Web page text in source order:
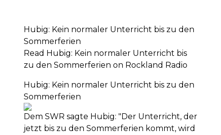
Hubig: Kein normaler Unterricht bis zu den
Sommerferien
Read Hubig: Kein normaler Unterricht bis
zu den Sommerferien on Rockland Radio
Hubig: Kein normaler Unterricht bis zu den
Sommerferien
Dem SWR sagte Hubig: "Der Unterricht, der
jetzt bis zu den Sommerferien kommt, wird